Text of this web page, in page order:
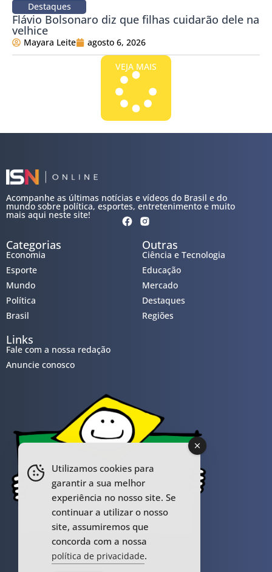
Destaques
Flávio Bolsonaro diz que filhas cuidarão dele na
velhice
Mayara Leite agosto 6, 2026
VEJA MAIS
Acompanhe as últimas notícias e vídeos do Brasil e do
mundo sobre política, esportes, entretenimento e muito
mais aqui neste site!
Categorias
Economia
Esporte
Mundo
Política
Brasil
Outras
Ciência e Tecnologia
Educação
Mercado
Destaques
Regiões
Links
Fale com a nossa redação
Anuncie conosco
Utilizamos cookies para
garantir a sua melhor
experiência no nosso site. Se
continuar a utilizar o nosso
site, assumiremos que
concorda com a nossa
política de privacidade.